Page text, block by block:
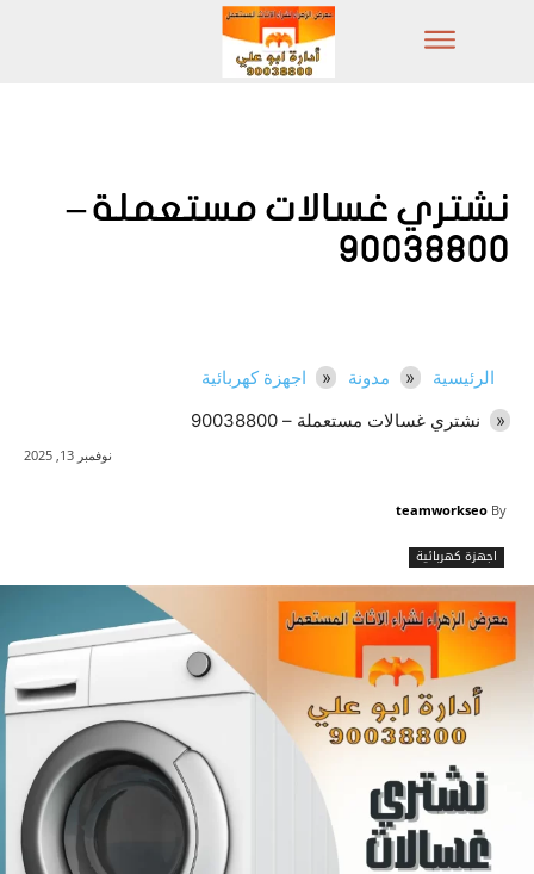
نشتري غسالات مستعملة –
90038800
الرئيسية مدونة
اجهزة كهربائية
نشتري غسالات مستعملة – 90038800
نوفمبر 13, 2025
By
teamworkseo
اجهزة كهربائية